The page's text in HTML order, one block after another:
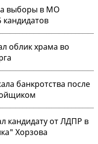
выборы в МО
кандидатов
облик храма во
банкротства после
кандидату от ЛДПР в
Хорзова